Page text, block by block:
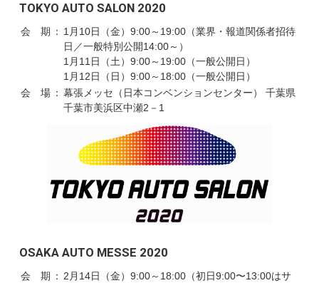
TOKYO AUTO SALON 2020
会 期 ： 1月10日（金）9:00～19:00（業界・報道関係者招待
日／一般特別公開14:00～）
1月11日（土）9:00～19:00（一般公開日）
1月12日（日）9:00～18:00（一般公開日）
会 場 ： 幕張メッセ（日本コンベンションセンター） 千葉県
千葉市美浜区中瀬2－1
OSAKA AUTO MESSE 2020
会 期 ： 2月14日（金）9:00～18:00（初日9:00〜13:00はサ